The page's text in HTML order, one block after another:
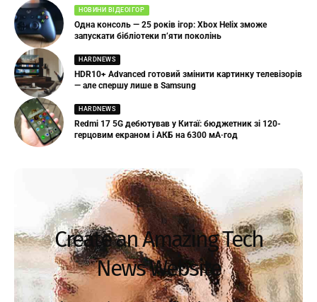
НОВИНИ ВІДЕОІГОР
Одна консоль — 25 років ігор: Xbox Helix зможе
запускати бібліотеки п’яти поколінь
HARDNEWS
HDR10+ Advanced готовий змінити картинку телевізорів
— але спершу лише в Samsung
HARDNEWS
Redmi 17 5G дебютував у Китаї: бюджетник зі 120-
герцовим екраном і АКБ на 6300 мА·год
Create an Amazing Tech
News Website